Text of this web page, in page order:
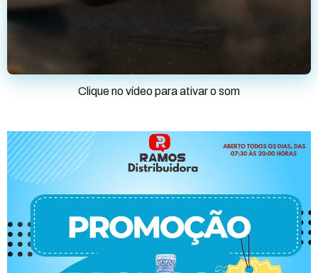
Clique no vídeo para ativar o som